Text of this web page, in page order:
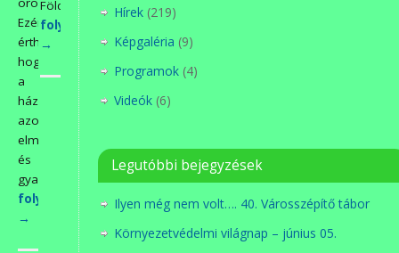
Ezért
érthető,
hogy
a
házigazdák
azok
elméleti
és
gyakorlati…
folytatás>>>
→
Földi…
folytatás>>>
→
Hírek (219)
Képgaléria (9)
Programok (4)
Videók (6)
Legutóbbi bejegyzések
Ilyen még nem volt…. 40. Városszépítő tábor
Környezetvédelmi világnap – június 05.